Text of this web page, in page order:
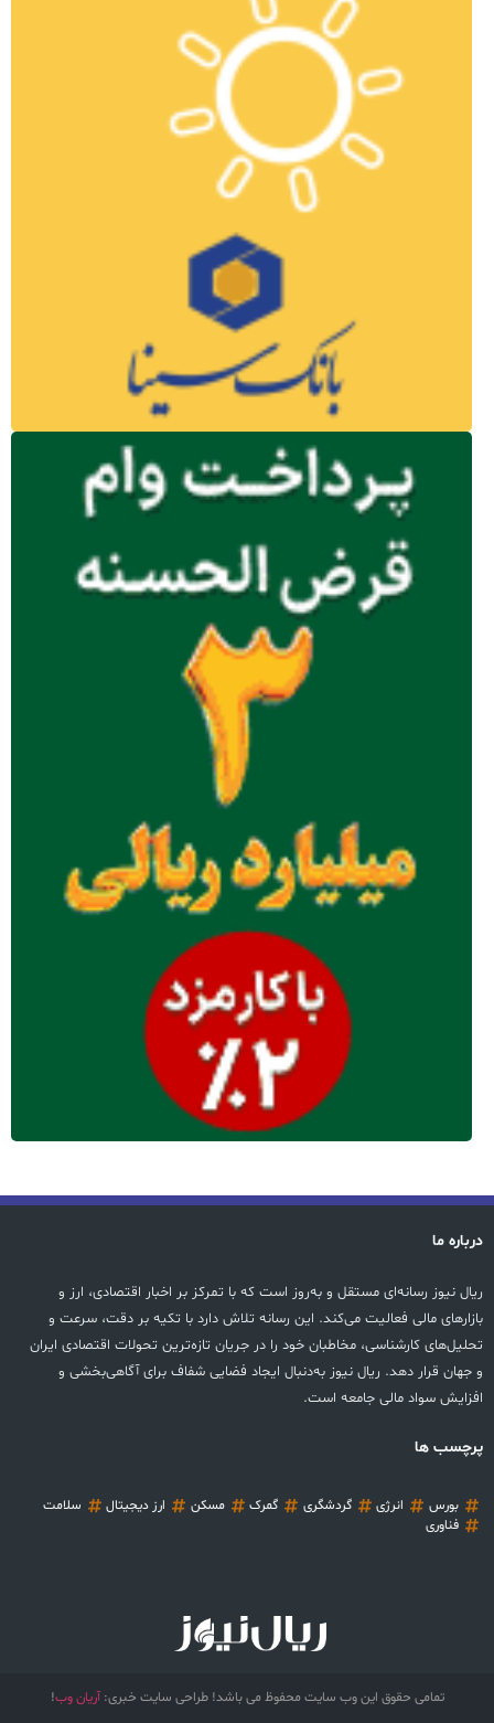
درباره ما
ریال نیوز رسانه‌ای مستقل و به‌روز است که با تمرکز بر اخبار اقتصادی، ارز و
بازارهای مالی فعالیت می‌کند. این رسانه تلاش دارد با تکیه بر دقت، سرعت و
تحلیل‌های کارشناسی، مخاطبان خود را در جریان تازه‌ترین تحولات اقتصادی ایران
و جهان قرار دهد. ریال نیوز به‌دنبال ایجاد فضایی شفاف برای آگاهی‌بخشی و
افزایش سواد مالی جامعه است.
پرچسب ها
بورس انرژی گردشگری گمرک مسکن ارز دیجیتال
سلامت
فناوری
تمامی حقوق این وب سایت محفوظ می باشد! طراحی سایت خبری:آریان وب!